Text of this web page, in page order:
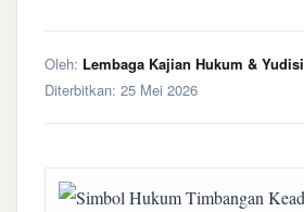
Oleh: Lembaga Kajian Hukum &
Diterbitkan: 25 Mei 2026